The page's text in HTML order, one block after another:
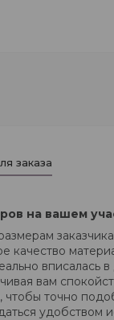
заказа
на вашем
качество
вписалась в
вам
точно
удобством